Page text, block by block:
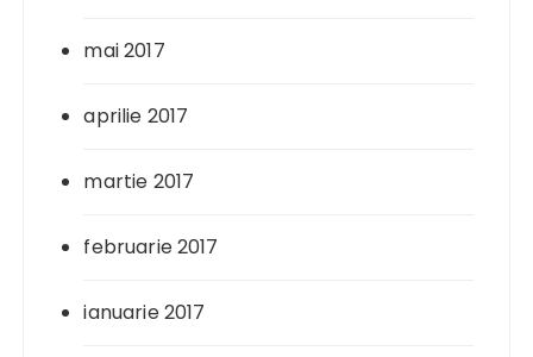
mai 2017
aprilie 2017
martie 2017
februarie 2017
ianuarie 2017